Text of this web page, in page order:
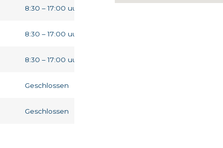
8:30 – 17:00 uur
8:30 – 17:00 uur
8:30 – 17:00 uur
Geschlossen
Geschlossen